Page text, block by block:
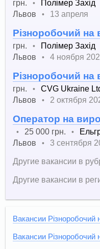
грн. •
Полімер Захід
Львов
• 13 апреля
Різноробочий на
грн.
•
Полімер Захід
Львов
• 4 ноября
Різноробочий на
грн.
•
CVG Ukraine
Львов
• 2 октября
Оператор на
• 25 000 грн. •
Львов
•
3 сентября
Другие вакансии в
Другие вакансии в
Вакансии Різноробочий
Вакансии